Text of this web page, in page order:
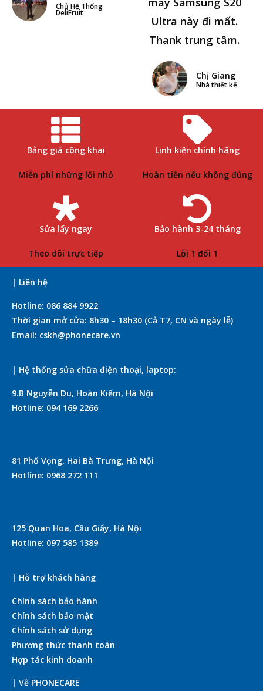
Chủ Hệ Thống
DeliFruit
Ultra này đi mất.
Thank trung tâm.
Chị Giang
Nhà thiết kế
Bảng giá công khai
Miễn phí những lối nhỏ
Linh kiện chính hãng
Hoàn tiền nếu không đúng
Sửa lấy ngay
Theo dõi trực tiếp
Bảo hành 3-24 tháng
Lỗi 1 đổi 1
| Liên hệ
Hotline: 086 884 9922
Thời gian mở cửa: 8h30 – 18h30 (Cả T7, CN và ngày lễ)
Email: cskh@phonecare.vn
| Hệ thống sửa chữa điện thoại, laptop:
9.B Nguyễn Du, Hoàn Kiếm, Hà Nội
Hotline: 094 169 2266
81 Phố Vọng, Hai Bà Trưng, Hà Nội
Hotline: 0968 272 111
125 Quan Hoa, Cầu Giấy, Hà Nội
Hotline: 097 585 1389
| Hỗ trợ khách hàng
Chính sách bảo hành
Chính sách bảo mật
Chính sách sử dụng
Phương thức thanh toán
Hợp tác kinh doanh
| Về PHONECARE